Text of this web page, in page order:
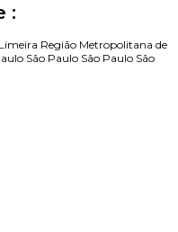
:
Limeira Região Metropolitana de
São Paulo São Paulo São